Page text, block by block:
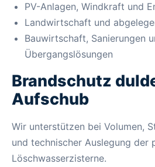
PV-Anlagen, Windkraft und
Landwirtschaft und
Bauwirtschaft, Sanierungen
Übergangslösungen
Brandschutz
Aufschub
Wir unterstützen bei Volumen,
und technischer Auslegung der
Löschwasserzisterne.